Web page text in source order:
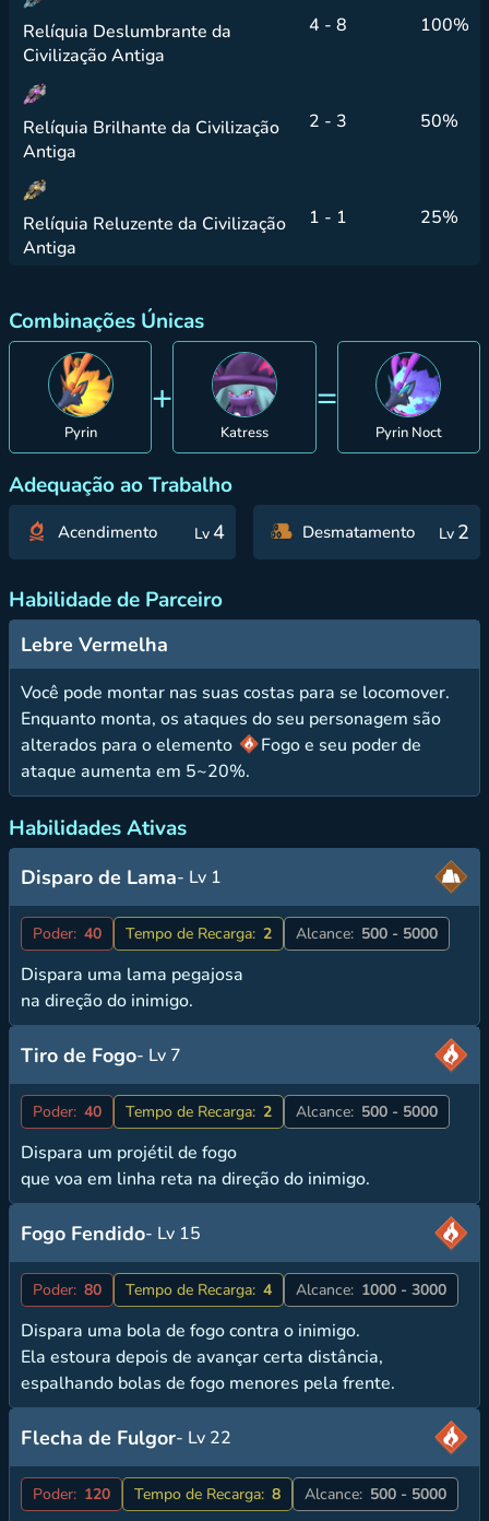
Relíquia Deslumbrante da
Civilização Antiga
4 - 8 100%
Relíquia Brilhante da Civilização
Antiga
2 - 3 50%
Relíquia Reluzente da Civilização
Antiga
1 - 1 25%
Combinações Únicas
Pyrin
+
Katress
=
Pyrin Noct
Adequação ao Trabalho
Acendimento Lv4 Desmatamento Lv 2
Habilidade de Parceiro
Lebre Vermelha
Você pode montar nas suas costas para se locomover.
Enquanto monta, os ataques do seu personagem são
alterados para o elemento
Fogo e seu poder de
ataque aumenta em 5~20%.
Habilidades Ativas
Disparo de Lama- Lv 1
Poder: 40 Tempo de Recarga: 2 Alcance: 500 - 5000
Dispara uma lama pegajosa
na direção do inimigo.
Tiro de Fogo- Lv 7
Poder: 40 Tempo de Recarga: 2 Alcance: 500 - 5000
Dispara um projétil de fogo
que voa em linha reta na direção do inimigo.
Fogo Fendido- Lv 15
Poder: 80 Tempo de Recarga: 4 Alcance: 1000 - 3000
Dispara uma bola de fogo contra o inimigo.
Ela estoura depois de avançar certa distância,
espalhando bolas de fogo menores pela frente.
Flecha de Fulgor- Lv 22
Poder: 120 Tempo de Recarga: 8 Alcance: 500 - 5000